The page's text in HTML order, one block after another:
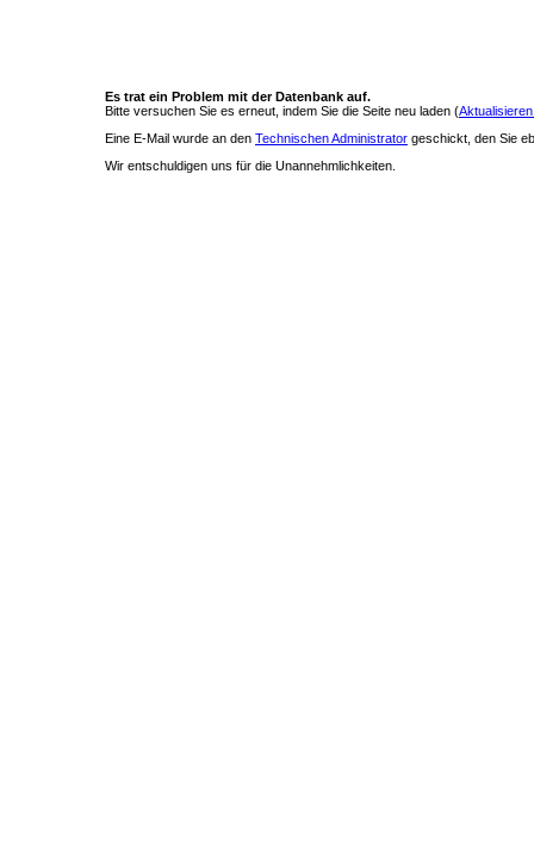
Es trat ein Problem mit der Datenbank auf.
Bitte versuchen Sie es erneut, indem Sie die Seite neu laden (
Eine E-Mail wurde an den Technischen Administrator geschickt, den Sie
Wir entschuldigen uns für die Unannehmlichkeiten.